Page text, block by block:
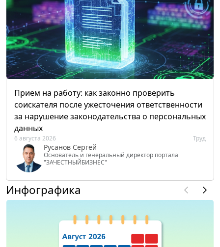
Прием на работу: как законно проверить
соискателя после ужесточения ответственности
за нарушение законодательства о персональных
данных
6 августа 2026 Труд
Русанов Сергей
Основатель и генеральный директор портала
"ЗАЧЕСТНЫЙБИЗНЕС"
Инфографика